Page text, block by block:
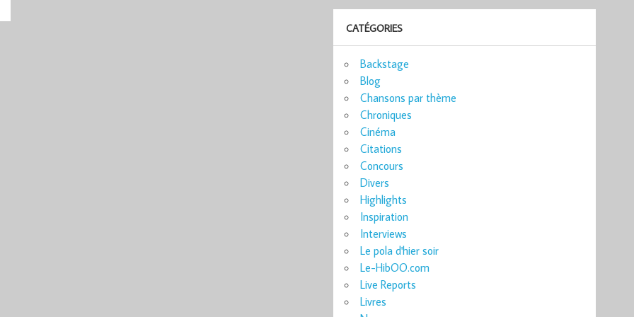
CATÉGORIES
Backstage
Blog
Chansons par thème
Chroniques
Cinéma
Citations
Concours
Divers
Highlights
Inspiration
Interviews
Le pola d'hier soir
Le-HibOO.com
Live Reports
Livres